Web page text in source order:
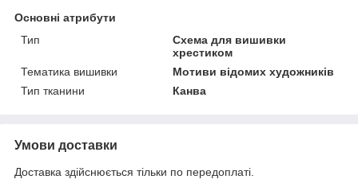
Основні атрибути
Тип
Схема для вишивки
хрестиком
Тематика вишивки
Мотиви відомих художників
Тип тканини
Канва
Умови доставки
Доставка здійснюється тільки по передоплаті.